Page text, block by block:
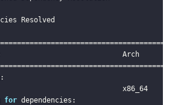
Resolved
Arch
for dependencies: